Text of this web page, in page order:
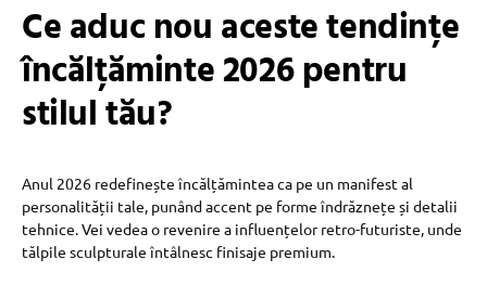
Ce aduc nou aceste tendințe
încălțăminte 2026 pentru
stilul tău?
Anul 2026 redefinește încălțămintea ca pe un manifest al
personalității tale, punând accent pe forme îndrăznețe și detalii
tehnice. Vei vedea o revenire a influențelor retro-futuriste, unde
tălpile sculpturale întâlnesc finisaje premium.